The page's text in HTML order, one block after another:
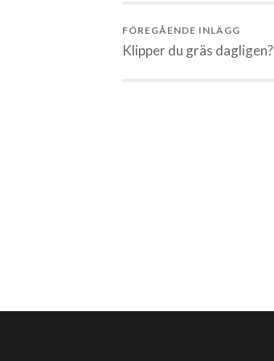
FÖREGÅENDE INLÄGG
Klipper du gräs dagligen?